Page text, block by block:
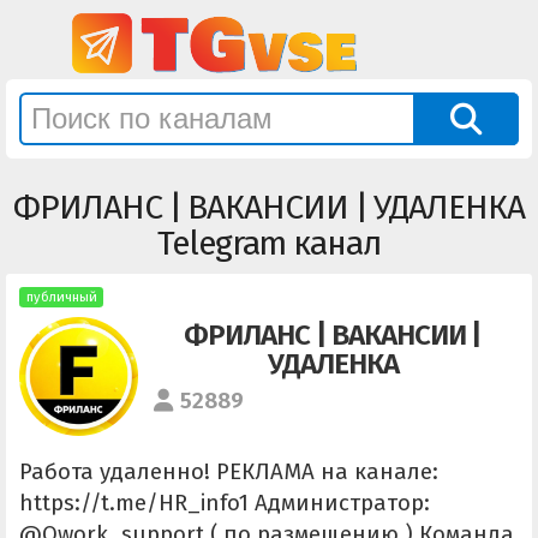
ФРИЛАНС | ВАКАНСИИ | УДАЛЕНКА
Telegram канал
публичный
ФРИЛАНС | ВАКАНСИИ |
УДАЛЕНКА
52889
Работа удаленно! РЕКЛАМА на канале:
https://t.me/HR_info1 Администратор: